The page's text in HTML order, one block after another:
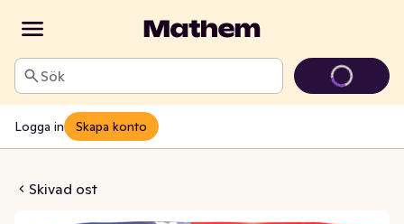
Sök
Logga in Skapa konto
Skivad ost
Fettine di Latte